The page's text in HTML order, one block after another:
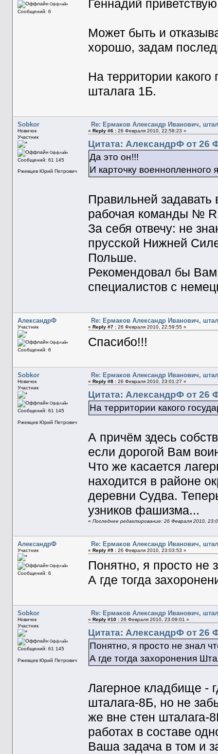
Оффлайн
Сообщений: 6
Геннадий
Может быть и
хорошо, задам
На территории какого
шталага 1Б.
Sobkor
Новичок
Участник
Оффлайн
Сообщений: 61 145
Ржевцев Юрий Петрович
Re: Ермаков Александр Иванович,
« Reply #6 :26 Февраля 2010, 22:58:23 »
Цитата: АлександрФ от 26
Да это он!!!
И карточку военнопленного
Правильней
рабочая команды №
За себя отвечу: не
прусской Нижней
Польше.
Рекомендовал бы Вам
специалистов с
АлександрФ
Участник
Оффлайн
Сообщений: 6
Re: Ермаков Александр Иванович,
« Reply #7 :26 Февраля 2010, 22:59:55 »
Спасибо!!!
Sobkor
Новичок
Участник
Оффлайн
Сообщений: 61 145
Ржевцев Юрий Петрович
Re: Ермаков Александр Иванович,
« Reply #8 :26 Февраля 2010, 23:01:27 »
Цитата: АлександрФ от 26
На территории какого
А причём здесь
если дорогой Вам
Что же касается
находится в районе
деревни Судва.
узников фашизма...
« Последнее редактирование: 26 Февраля 2010,
АлександрФ
Участник
Оффлайн
Сообщений: 6
Re: Ермаков Александр Иванович,
« Reply #9 :26 Февраля 2010, 23:03:53 »
Понятно, я просто не
А где тогда
Sobkor
Новичок
Участник
Оффлайн
Сообщений: 61 145
Ржевцев Юрий Петрович
Re: Ермаков Александр Иванович,
« Reply #10 :26 Февраля 2010, 23:09:01 »
Цитата: АлександрФ от 26
Понятно, я просто не знал
А где тогда захоронения
Лагерное кладбище -
шталага-8Б, но не
же вне стен шталага-
работах в составе
Ваша задача в том и